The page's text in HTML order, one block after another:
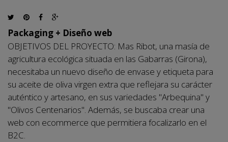
Packaging + Diseño web
OBJETIVOS DEL PROYECTO: Mas Ribot, una masía de
agricultura ecológica situada en las Gabarras (Girona),
necesitaba un nuevo diseño de envase y etiqueta para
su aceite de oliva virgen extra que reflejara su carácter
auténtico y artesano, en sus variedades "Arbequina" y
"Olivos Centenarios". Además, se buscaba crear una
web con ecommerce que permitiera focalizarlo en el
B2C.